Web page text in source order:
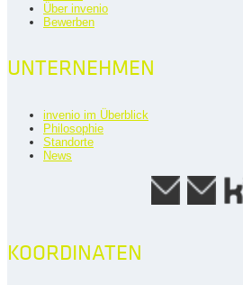
Über invenio
Bewerben
UNTERNEHMEN
invenio im Überblick
Philosophie
Standorte
News
KOORDINATEN